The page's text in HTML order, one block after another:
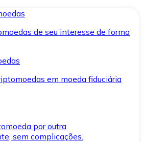
de seu interesse de forma
em moeda fiduciária
por outra
sem complicações.